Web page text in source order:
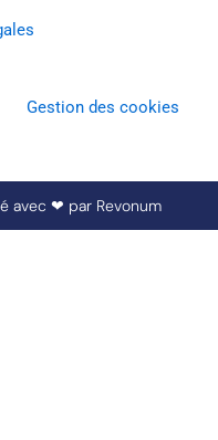
Gestion des cookies
avec ❤ par Revonum